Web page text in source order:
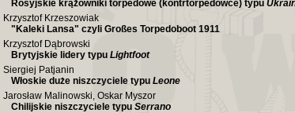
Rosyjskie krążowniki torpedowe (kontrtorpedowce) typu
Krzysztof Krzeszowiak
"Kaleki Lansa" czyli Großes Torpedoboot 1911
Krzysztof Dąbrowski
Brytyjskie lidery typu Lightfoot
Siergiej Patjanin
Włoskie duże niszczyciele typu Leone
Jarosław Malinowski, Oskar Myszor
Chilijskie niszczyciele typu Serrano